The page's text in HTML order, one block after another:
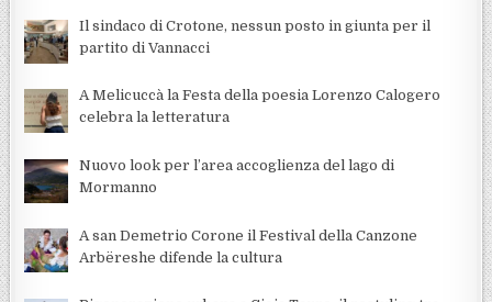
Il sindaco di Crotone, nessun posto in giunta per il
partito di Vannacci
A Melicuccà la Festa della poesia Lorenzo Calogero
celebra la letteratura
Nuovo look per l’area accoglienza del lago di
Mormanno
A san Demetrio Corone il Festival della Canzone
Arbëreshe difende la cultura